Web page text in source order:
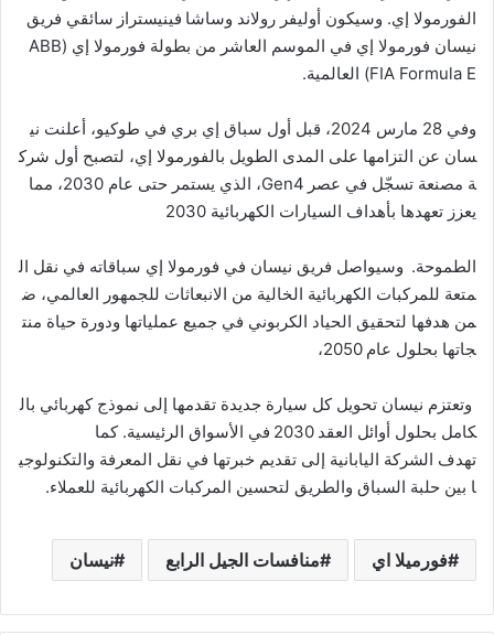
الفورمولا إي. وسيكون أوليفر رولاند وساشا فينيستراز سائقي فريق
نيسان فورمولا إي في الموسم العاشر من بطولة فورمولا إي (ABB
FIA Formula E) العالمية.
وفي 28 مارس 2024، قبل أول سباق إي بري في طوكيو، أعلنت ني
سان عن التزامها على المدى الطويل بالفورمولا إي، لتصبح أول شرك
ة مصنعة تسجّل في عصر Gen4، الذي يستمر حتى عام 2030، مما
يعزز تعهدها بأهداف السيارات الكهربائية 2030
الطموحة. وسيواصل فريق نيسان في فورمولا إي سباقاته في نقل ال
متعة للمركبات الكهربائية الخالية من الانبعاثات للجمهور العالمي، ض
من هدفها لتحقيق الحياد الكربوني في جميع عملياتها ودورة حياة منت
جاتها بحلول عام 2050،
وتعتزم نيسان تحويل كل سيارة جديدة تقدمها إلى نموذج كهربائي بال
كامل بحلول أوائل العقد 2030 في الأسواق الرئيسية. كما
تهدف الشركة اليابانية إلى تقديم خبرتها في نقل المعرفة والتكنولوجي
ا بين حلبة السباق والطريق لتحسين المركبات الكهربائية للعملاء.
فورميلا اي منافسات الجيل الرابع نيسان